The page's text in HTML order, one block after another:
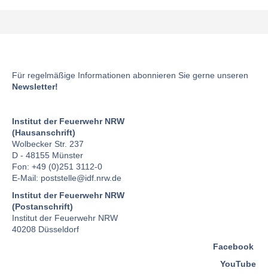
Für regelmäßige Informationen abonnieren Sie gerne unseren
Newsletter!
Institut der Feuerwehr NRW
(Hausanschrift)
Wolbecker Str. 237
D - 48155 Münster
Fon: +49 (0)251 3112-0
E-Mail: poststelle@idf.nrw.de
Institut der Feuerwehr NRW
(Postanschrift)
Institut der Feuerwehr NRW
40208 Düsseldorf
Facebook
YouTube